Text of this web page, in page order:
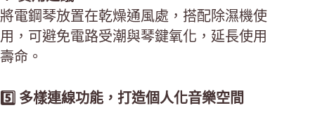
將電鋼琴放置在乾燥通風處，搭配除濕機使
用，可避免電路受潮與琴鍵氧化，延長使用
壽命。
5️⃣ 多樣連線功能，打造個人化音樂空間